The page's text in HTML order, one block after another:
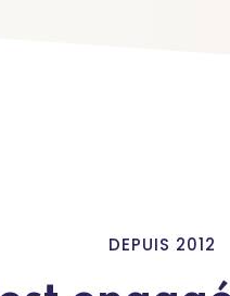
DEPUIS 2012